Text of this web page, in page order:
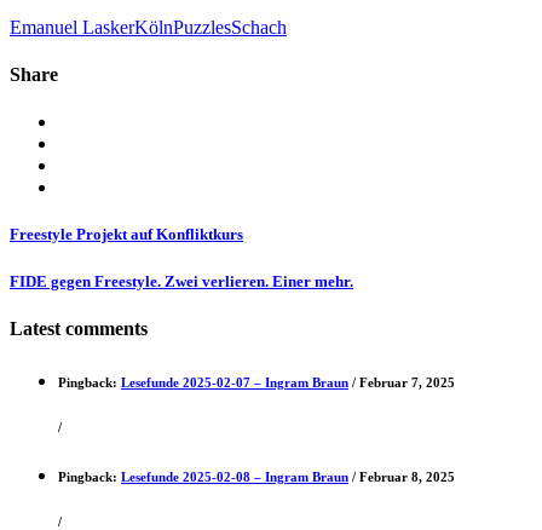
Emanuel LaskerKölnPuzzlesSchach
Share
Freestyle Projekt auf Konfliktkurs
FIDE gegen Freestyle. Zwei verlieren. Einer mehr.
Latest comments
Pingback: Lesefunde 2025-02-07 – Ingram Braun / Februar 7, 2025
/
Pingback: Lesefunde 2025-02-08 – Ingram Braun / Februar 8, 2025
/